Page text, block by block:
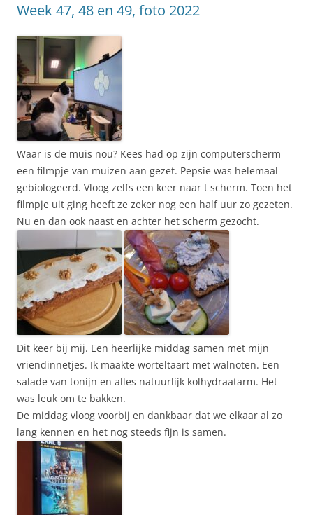
Week 47, 48 en 49, foto 2022
Waar is de muis nou? Kees had op zijn computerscherm
een filmpje van muizen aan gezet. Pepsie was helemaal
gebiologeerd. Vloog zelfs een keer naar t scherm. Toen het
filmpje uit ging heeft ze zeker nog een half uur zo gezeten.
Nu en dan ook naast en achter het scherm gezocht.
Dit keer bij mij. Een heerlijke middag samen met mijn
vriendinnetjes. Ik maakte worteltaart met walnoten. Een
salade van tonijn en alles natuurlijk kolhydraatarm. Het
was leuk om te bakken.
De middag vloog voorbij en dankbaar dat we elkaar al zo
lang kennen en het nog steeds fijn is samen.